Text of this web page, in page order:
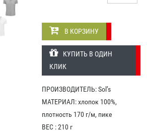
В КОРЗИНУ
КУПИТЬ В ОДИН
КЛИК
ПРОИЗВОДИТЕЛЬ: Sol’s
МАТЕРИАЛ: хлопок 100%,
плотность 170 г/м, пике
ВЕС : 210 г